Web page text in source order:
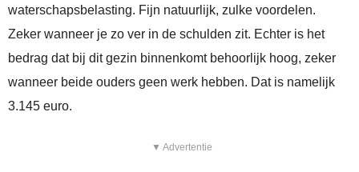
waterschapsbelasting. Fijn natuurlijk, zulke voordelen.
Zeker wanneer je zo ver in de schulden zit. Echter is het
bedrag dat bij dit gezin binnenkomt behoorlijk hoog, zeker
wanneer beide ouders geen werk hebben. Dat is namelijk
3.145 euro.
▼ Advertentie